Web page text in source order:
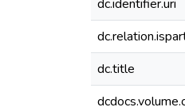
dc.identifier.uri
dc.title